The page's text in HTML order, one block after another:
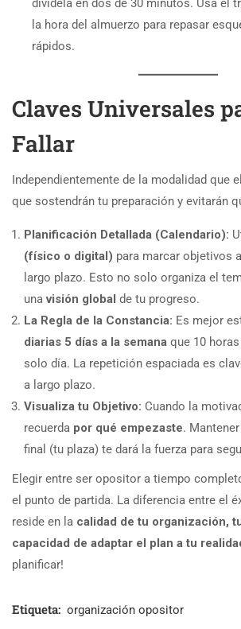
divídela en dos de 30 minutos. Usa el
la hora del almuerzo para repasar
rápidos.
Claves Universales
Fallar
Independientemente de la modalidad que
que sostendrán tu preparación y evitarán
Planificación Detallada (Calendario):
(físico o digital) para marcar objetivos
largo plazo. Esto no solo organiza el
unavisión global de tu progreso.
La Regla de la Constancia: Es mejor
diarias 5 días a la semana que 10
solo día. La repetición espaciada es
a largo plazo.
Visualiza tu Objetivo: Cuando la
recuerda por qué empezaste.
final (tu plaza) te dará la fuerza para
Elegir entre ser opositor a tiempo
el punto de partida. La diferencia entre el
reside en la calidad de tu organización,
capacidad de adaptar el plan a tu
planificar!
Etiqueta: organización opositor